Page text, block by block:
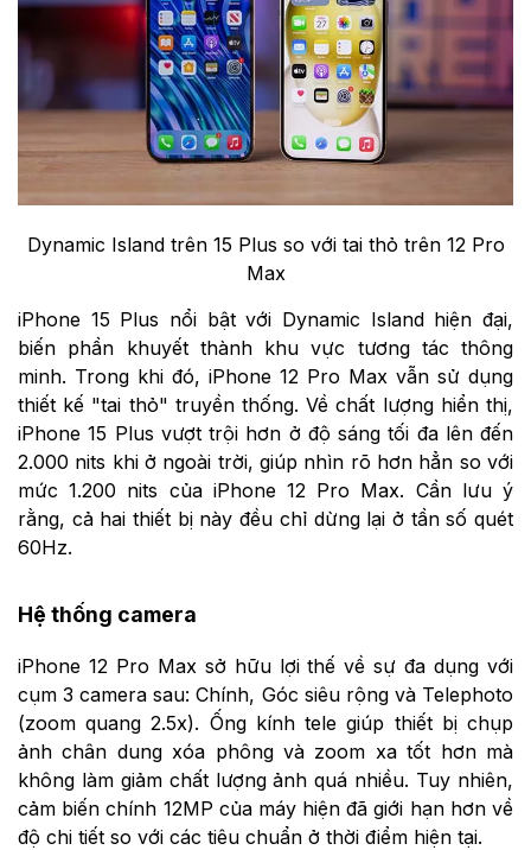
Dynamic Island trên 15 Plus so với tai thỏ trên 12 Pro
Max
iPhone 15 Plus nổi bật với Dynamic Island hiện đại,
biến phần khuyết thành khu vực tương tác thông
minh. Trong khi đó, iPhone 12 Pro Max vẫn sử dụng
thiết kế "tai thỏ" truyền thống. Về chất lượng hiển thị,
iPhone 15 Plus vượt trội hơn ở độ sáng tối đa lên đến
2.000 nits khi ở ngoài trời, giúp nhìn rõ hơn hẳn so với
mức 1.200 nits của iPhone 12 Pro Max. Cần lưu ý
rằng, cả hai thiết bị này đều chỉ dừng lại ở tần số quét
60Hz.
Hệ thống camera
iPhone 12 Pro Max sở hữu lợi thế về sự đa dụng với
cụm 3 camera sau: Chính, Góc siêu rộng và Telephoto
(zoom quang 2.5x). Ống kính tele giúp thiết bị chụp
ảnh chân dung xóa phông và zoom xa tốt hơn mà
không làm giảm chất lượng ảnh quá nhiều. Tuy nhiên,
cảm biến chính 12MP của máy hiện đã giới hạn hơn về
độ chi tiết so với các tiêu chuẩn ở thời điểm hiện tại.